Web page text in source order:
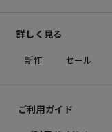
詳しく見る
新作 セール
ご利用ガイド